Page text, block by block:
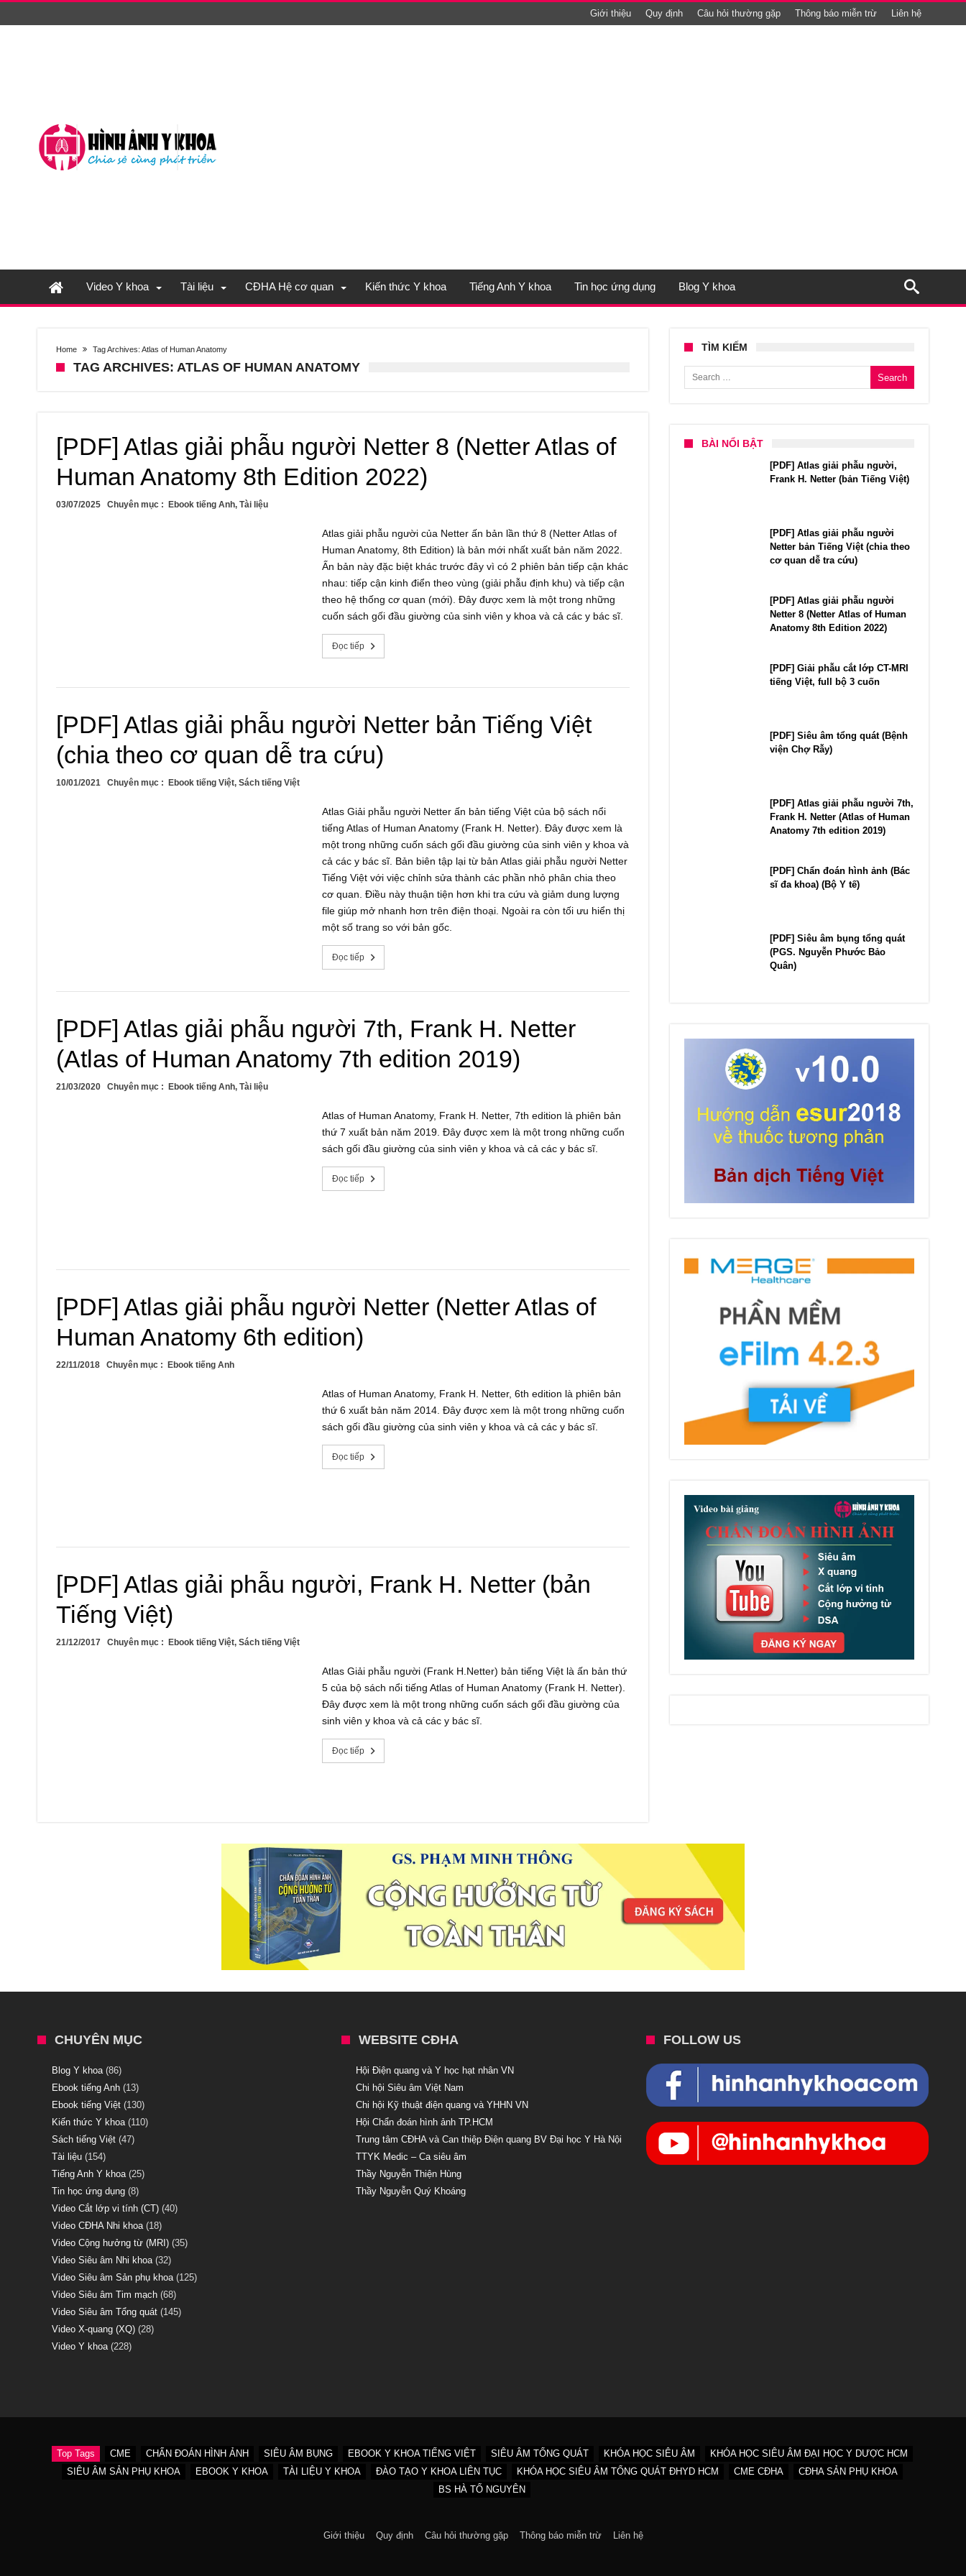
Giới thiệu Quy định Câu hỏi thường gặp Thông báo miễn trừ Liên hệ
Video Y khoa Tài liệu CĐHA Hệ cơ quan Kiến thức Y khoa Tiếng Anh Y khoa Tin học ứng dụng Blog Y khoa
Home Tag Archives: Atlas of Human Anatomy
TAG ARCHIVES: ATLAS OF HUMAN ANATOMY
[PDF] Atlas giải phẫu người Netter 8 (Netter Atlas of
Human Anatomy 8th Edition 2022)
03/07/2025 Chuyên mục : Ebook tiếng Anh, Tài liệu
Atlas giải phẫu người của Netter ấn bản lần thứ 8 (Netter Atlas of
Human Anatomy, 8th Edition) là bản mới nhất xuất bản năm 2022.
Ấn bản này đặc biệt khác trước đây vì có 2 phiên bản tiếp cận khác
nhau: tiếp cận kinh điển theo vùng (giải phẫu định khu) và tiếp cận
theo hệ thống cơ quan (mới). Đây được xem là một trong những
cuốn sách gối đầu giường của sinh viên y khoa và cả các y bác sĩ.
Đọc tiếp
[PDF] Atlas giải phẫu người Netter bản Tiếng Việt
(chia theo cơ quan dễ tra cứu)
10/01/2021 Chuyên mục : Ebook tiếng Việt, Sách tiếng Việt
Atlas Giải phẫu người Netter ấn bản tiếng Việt của bộ sách nổi
tiếng Atlas of Human Anatomy (Frank H. Netter). Đây được xem là
một trong những cuốn sách gối đầu giường của sinh viên y khoa và
cả các y bác sĩ. Bản biên tập lại từ bản Atlas giải phẫu người Netter
Tiếng Việt với việc chỉnh sửa thành các phần nhỏ phân chia theo
cơ quan. Điều này thuận tiện hơn khi tra cứu và giảm dung lượng
file giúp mở nhanh hơn trên điện thoại. Ngoài ra còn tối ưu hiển thị
một số trang so với bản gốc.
Đọc tiếp
[PDF] Atlas giải phẫu người 7th, Frank H. Netter
(Atlas of Human Anatomy 7th edition 2019)
21/03/2020 Chuyên mục : Ebook tiếng Anh, Tài liệu
Atlas of Human Anatomy, Frank H. Netter, 7th edition là phiên bản
thứ 7 xuất bản năm 2019. Đây được xem là một trong những cuốn
sách gối đầu giường của sinh viên y khoa và cả các y bác sĩ.
Đọc tiếp
[PDF] Atlas giải phẫu người Netter (Netter Atlas of
Human Anatomy 6th edition)
22/11/2018 Chuyên mục : Ebook tiếng Anh
Atlas of Human Anatomy, Frank H. Netter, 6th edition là phiên bản
thứ 6 xuất bản năm 2014. Đây được xem là một trong những cuốn
sách gối đầu giường của sinh viên y khoa và cả các y bác sĩ.
Đọc tiếp
[PDF] Atlas giải phẫu người, Frank H. Netter (bản
Tiếng Việt)
21/12/2017 Chuyên mục : Ebook tiếng Việt, Sách tiếng Việt
Atlas Giải phẫu người (Frank H.Netter) bản tiếng Việt là ấn bản thứ
5 của bộ sách nổi tiếng Atlas of Human Anatomy (Frank H. Netter).
Đây được xem là một trong những cuốn sách gối đầu giường của
sinh viên y khoa và cả các y bác sĩ.
Đọc tiếp
TÌM KIẾM
Search for:
BÀI NỔI BẬT
[PDF] Atlas giải phẫu người,
Frank H. Netter (bản Tiếng Việt)
[PDF] Atlas giải phẫu người
Netter bản Tiếng Việt (chia theo
cơ quan dễ tra cứu)
[PDF] Atlas giải phẫu người
Netter 8 (Netter Atlas of Human
Anatomy 8th Edition 2022)
[PDF] Giải phẫu cắt lớp CT-MRI
tiếng Việt, full bộ 3 cuốn
[PDF] Siêu âm tổng quát (Bệnh
viện Chợ Rẫy)
[PDF] Atlas giải phẫu người 7th,
Frank H. Netter (Atlas of Human
Anatomy 7th edition 2019)
[PDF] Chẩn đoán hình ảnh (Bác
sĩ đa khoa) (Bộ Y tế)
[PDF] Siêu âm bụng tổng quát
(PGS. Nguyễn Phước Bảo
Quân)
CHUYÊN MỤC
Blog Y khoa(86)
Ebook tiếng Anh (13)
Ebook tiếng Việt (130)
Kiến thức Y khoa(110)
Sách tiếng Việt (47)
Tài liệu (154)
Tiếng Anh Y khoa(25)
Tin học ứng dụng (8)
Video Cắt lớp vi tính (CT) (40)
Video CĐHA Nhi khoa(18)
Video Cộng hưởng từ (MRI) (35)
Video Siêu âm Nhi khoa(32)
Video Siêu âm Sản phụ khoa(125)
Video Siêu âm Tim mạch (68)
Video Siêu âm Tổng quát (145)
Video X-quang (XQ) (28)
Video Y khoa(228)
WEBSITE CĐHA
Hội Điện quang và Y học hạt nhân VN
Chi hội Siêu âm Việt Nam
Chi hội Kỹ thuật điện quang và YHHN VN
Hội Chẩn đoán hình ảnh TP.HCM
Trung tâm CĐHA và Can thiệp Điện quang BV Đại học Y Hà Nội
TTYK Medic – Ca siêu âm
Thầy Nguyễn Thiện Hùng
Thầy Nguyễn Quý Khoáng
FOLLOW US
Top Tags CME CHẨN ĐOÁN HÌNH ẢNH SIÊU ÂM BỤNG EBOOK Y KHOA TIẾNG VIỆT SIÊU ÂM TỔNG QUÁT KHÓA HỌC SIÊU ÂM
KHÓA HỌC SIÊU ÂM ĐẠI HỌC Y DƯỢC HCM
SIÊU ÂM SẢN PHỤ KHOA
EBOOK Y KHOA TÀI LIỆU Y KHOA ĐÀO TẠO Y KHOA LIÊN TỤC KHÓA HỌC SIÊU ÂM TỔNG QUÁT ĐHYD HCM CME CĐHA
CĐHA SẢN PHỤ KHOA
BS HÀ TỐ NGUYÊN
Giới thiệu Quy định Câu hỏi thường gặp Thông báo miễn trừ Liên hệ